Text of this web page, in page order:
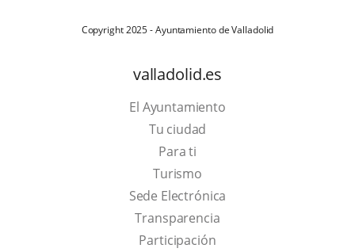
Copyright 2025 - Ayuntamiento de Valladolid
valladolid.es
El Ayuntamiento
Tu ciudad
Para ti
TurismoThis
link
will
open
Sede Electrónica
Transparencia
Participación